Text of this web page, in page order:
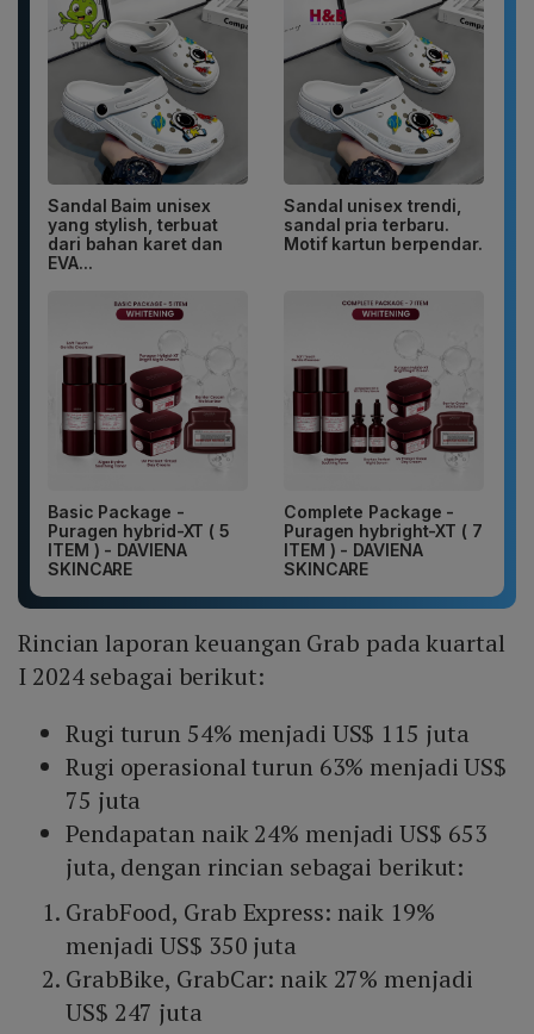
Sandal Baim unisex
yang stylish, terbuat
dari bahan karet dan
EVA...
Sandal unisex trendi,
sandal pria terbaru.
Motif kartun berpendar.
Basic Package -
Puragen hybrid-XT ( 5
ITEM ) - DAVIENA
SKINCARE
Complete Package -
Puragen hybright-XT ( 7
ITEM ) - DAVIENA
SKINCARE
Rincian laporan keuangan Grab pada kuartal
I 2024 sebagai berikut:
Rugi turun 54% menjadi US$ 115 juta
Rugi operasional turun 63% menjadi US$
75 juta
Pendapatan naik 24% menjadi US$ 653
juta, dengan rincian sebagai berikut:
GrabFood, Grab Express: naik 19%
menjadi US$ 350 juta
GrabBike, GrabCar: naik 27% menjadi
US$ 247 juta